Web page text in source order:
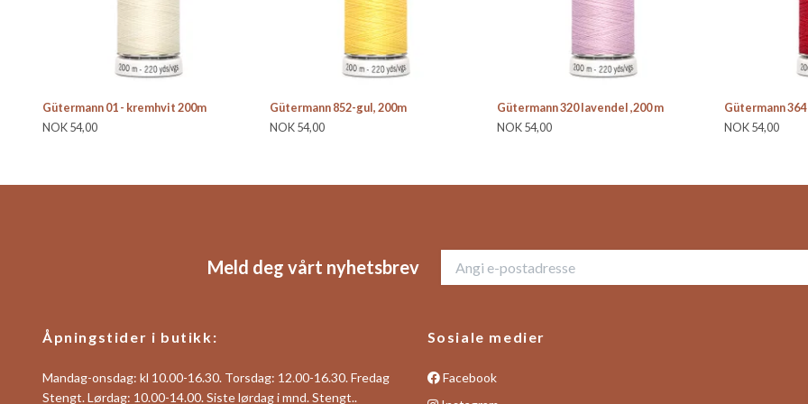
Gütermann 01 - kremhvit 200m
NOK 54,00
Gütermann 852-gul, 200m
NOK 54,00
Gütermann 320 lavendel ,200 m
NOK 54,00
Gütermann 364
NOK 54,00
Meld deg vårt nyhetsbrev
Åpningstider i butikk:
Mandag-onsdag: kl 10.00-16.30. Torsdag: 12.00-16.30. Fredag
Stengt. Lørdag: 10.00-14.00. Siste lørdag i mnd. Stengt..
Sosiale medier
Facebook